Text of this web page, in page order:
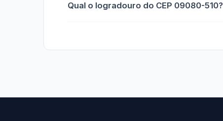
Qual o logradouro do CEP 09080-510?